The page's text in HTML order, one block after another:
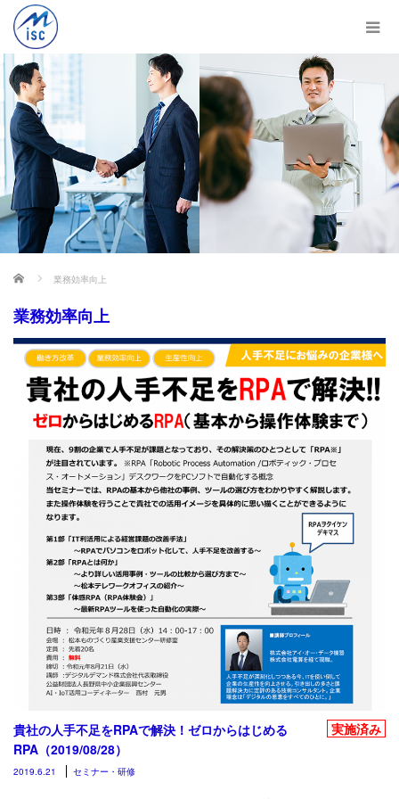
ホーム 業務効率向上
業務効率向上
実施済み
貴社の人手不足をRPAで解決！ゼロからはじめる
RPA（2019/08/28）
2019.6.21 セミナー・研修